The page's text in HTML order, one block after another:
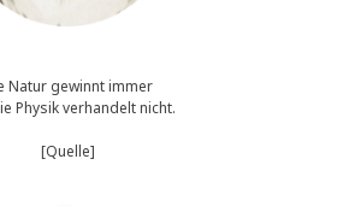
Natur gewinnt immer
Physik verhandelt nicht.
[Quelle]